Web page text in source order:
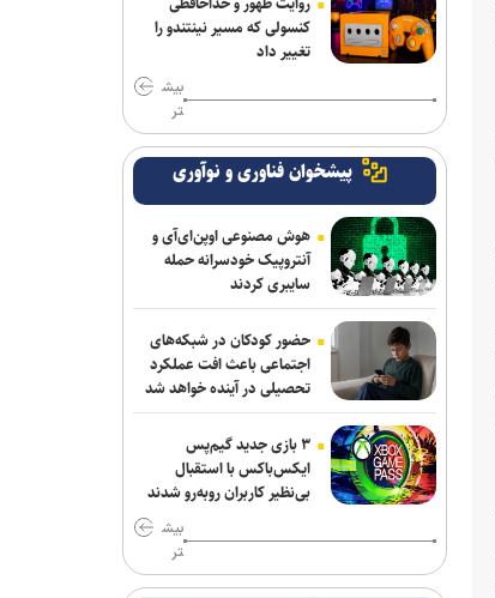
کنسولی که مسیر نینتندو را
تغییر داد
بیش
تر
پیشخوان فناوری و نوآوری
هوش مصنوعی اوپن‌ای‌آی و
آنتروپیک خودسرانه حمله
سایبری کردند
حضور کودکان در شبکه‌های
اجتماعی باعث افت عملکرد
تحصیلی در آینده خواهد شد
۳ بازی جدید گیم‌پس
ایکس‌باکس با استقبال
بی‌نظیر کاربران روبه‌رو شدند
بیش
تر